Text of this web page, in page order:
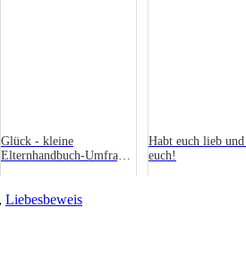
Glück - kleine
Elternhandbuch-Umfrage
Habt euch lieb und
euch!
, Liebesbeweis